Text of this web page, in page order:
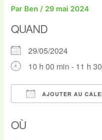
Par Ben/ 29 mai 2024
QUAND
29/05/2024
10 h 00 min - 11 h
AJOUTER AU
OÙ